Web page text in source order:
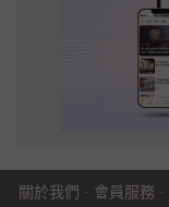
關於我們 · 會員服務 ·